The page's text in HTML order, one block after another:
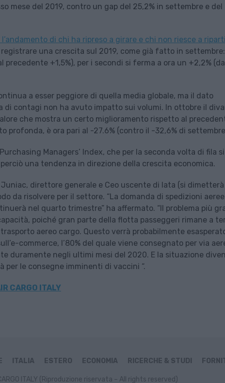
mese del 2019, contro un gap del 25,2% in settembre e del
l’andamento di chi ha ripreso a girare e chi non riesce a
una crescita sul 2019, come già fatto in
+1,5%), per i secondi si ferma a ora un +2,2%
a esser peggiore di quella media globale, ma il dato
di contagi non ha avuto impatto sui volumi. In ottobre il
che mostra un certo miglioramento rispetto al
profonda, è ora pari al -27.6% (contro il -32,6% di
Managers’ Index, che per la seconda volta di fila si
una tendenza in direzione della crescita economica.
direttore generale e Ceo uscente di Iata (si dimetterà
da risolvere per il settore. “La domanda di spedizioni
nel quarto trimestre” ha affermato. “Il problema più
poiché gran parte della flotta passeggeri rimane a
aereo cargo. Questo verrà probabilmente
commerce, l’80% del quale viene consegnato per via
duramente negli ultimi mesi del 2020. E la situazione
le consegne imminenti di vaccini “.
CARGO ITALY
ITALIA ESTERO ECONOMIA RICERCHE & STUDI
ITALY (Riproduzione riservata – All rights reserved)